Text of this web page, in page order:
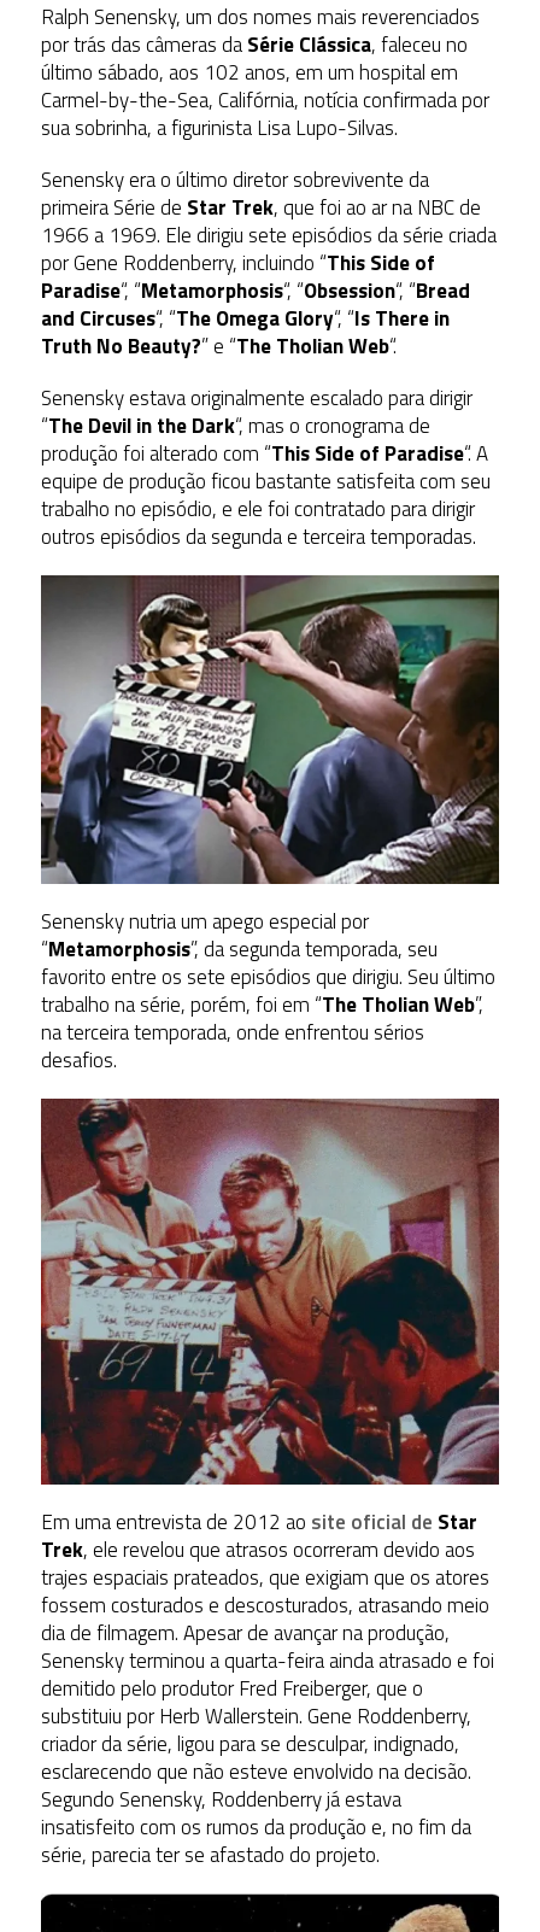
Ralph Senensky, um dos nomes mais reverenciados
por trás das câmeras daSérie Clássica, faleceu no
último sábado, aos 102 anos, em um hospital em
Carmel-by-the-Sea, Califórnia, notícia confirmada por
sua sobrinha, a figurinista Lisa Lupo-Silvas.
Senensky era o último diretor sobreviventeda
primeira Série de Star Trek, que foi ao ar na NBC de
1966 a 1969. Ele dirigiu sete episódios da série criada
por Gene Roddenberry, incluindo “This Side of
Paradise“, “Metamorphosis“, “Obsession“, “Bread
and Circuses“, “The Omega Glory“, “Is There in
Truth No Beauty?” e “The Tholian Web“.
Senensky estava originalmente escalado para dirigir
“The Devil in the Dark“, mas o cronograma de
produção foi alterado com “This Side of Paradise“.A
equipe de produção ficou bastante satisfeita com seu
trabalho no episódio, e ele foi contratado para dirigir
outros episódios dasegundaeterceira temporadas.
Senensky nutria um apego especial por
“Metamorphosis”, da segunda temporada, seu
favorito entre os sete episódios que dirigiu. Seu último
trabalho na série, porém, foi em “The Tholian Web”,
na terceira temporada, onde enfrentou sérios
desafios.
Em uma entrevista de 2012 ao site oficial de Star
Trek, ele revelou que atrasos ocorreram devido aos
trajes espaciais prateados, que exigiam que os atores
fossem costurados e descosturados, atrasando meio
dia de filmagem. Apesar de avançar na produção,
Senensky terminou a quarta-feira ainda atrasado e foi
demitido pelo produtor Fred Freiberger, que o
substituiu por Herb Wallerstein. Gene Roddenberry,
criador da série, ligou para se desculpar, indignado,
esclarecendo que não esteve envolvido na decisão.
Segundo Senensky, Roddenberry já estava
insatisfeito com os rumos da produção e, no fim da
série, parecia ter se afastado do projeto.